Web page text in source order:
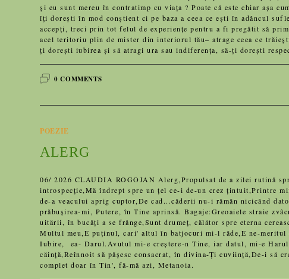
și eu sunt mereu în contratimp cu viața ? Poate că este chiar așa
îți dorești în mod conștient ci pe baza a ceea ce ești în adâncul
accepți, treci prin tot felul de experiențe pentru a fi pregătit să
acel teritoriu plin de mister din interiorul tău– atrage ceea ce
ți dorești iubirea și să atragi ura sau indiferența, să-ți dorești
0 COMMENTS
POEZIE
ALERG
06/ 2026 CLAUDIA ROGOJAN Alerg,Propulsat de a zilei rutină
introspecție,Mă îndrept spre un țel ce-i de-un crez țintuit,Printre
de-a veacului aprig cuptor,De cad...căderii nu-i rămân nicicând
prăbușirea-mi, Putere, în Tine aprinsă. Bagaje:Greoaiele straie
uitării, în bucăți a se frânge,Sunt drumeț, călător spre eterna
Multul meu,E puținul, cari' altul în batjocuri mi-l râde,E ne-meritul
Iubire, ea- Darul.Avutul mi-e creștere-n Tine, iar datul, mi-e
căință,Reînnoit să pășesc consacrat, în divina-Ți cuviință,De-i să
complet doar în Tin', fă-mă azi, Metanoia.